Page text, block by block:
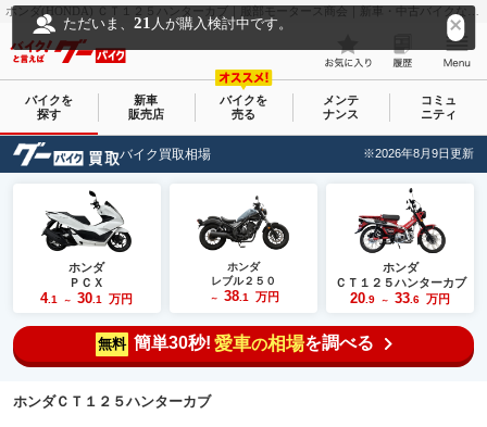
ホンダ(HONDA) ＣＴ１２５ハンターカブ｜服部モータース商会｜新車・中古バイクなら【グーバイク(GooBike)】
ただいま、21 人が購入検討中です。
バイクを
探す
新車
販売店
バイクを
売る
メンテ
ナンス
コミュ
ニティ
バイク買取相場 ※2026年8月9日更新
ホンダ
ＰＣＸ
4.1 ～ 30 .1 万円
ホンダ
レブル２５０
～ 38.1 万円
ホンダ
ＣＴ１２５ハンターカブ
20 .9 ～ 33 .6 万円
無料 簡単30秒! 愛車の相場を調べる
ホンダＣＴ１２５ハンターカブ